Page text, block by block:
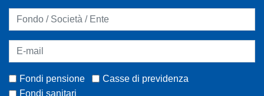
Fondi pensione
Casse di previdenza
Fondi sanitari